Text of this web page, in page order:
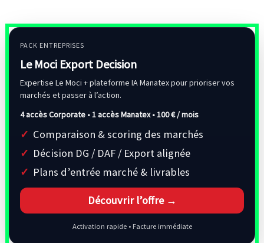
PACK ENTREPRISES
Le Moci Export Decision
Expertise Le Moci + plateforme IA Manatex pour prioriser vos
marchés et passer à l’action.
4 accès Corporate • 1 accès Manatex •100 € / mois
Comparaison & scoring des marchés
Décision DG / DAF / Export alignée
Plans d’entrée marché & livrables
Découvrir l’offre →
Activation rapide • Facture immédiate